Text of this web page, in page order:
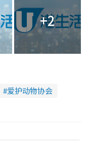
+2
爱护动物协会